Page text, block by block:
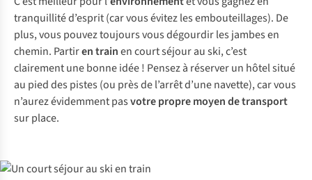
tranquillité d’esprit (car vous évitez les embouteillages). De
plus, vous pouvez toujours vous dégourdir les jambes en
chemin. Partiren trainen court séjour au ski, c’est
clairement une bonne idée ! Pensez à réserver un hôtel situé
au pied des pistes (ou près de l’arrêt d’une navette), car vous
n’aurez évidemment pasvotre propre moyen de transport
sur place.